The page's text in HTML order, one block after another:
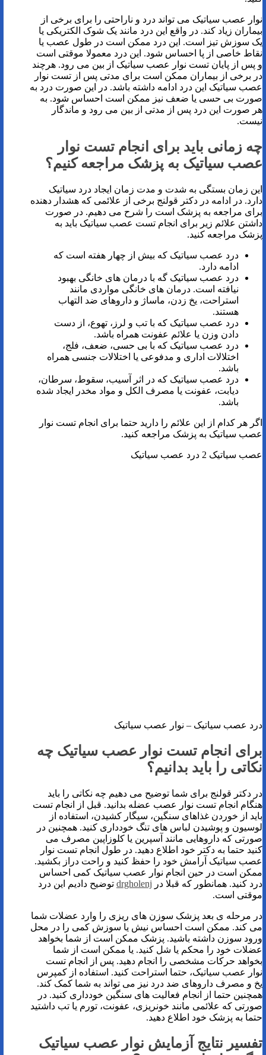
نوار عصب سیاتیک می تواند درد و ناراحتی را برای برخی از
بیماران زیاد کند. در واقع این درد مانند یک شوک الکتریکی یا
یک سوزش تیز است. این درد ممکن است در طول عصب یا
نقاط خاصی از پا احساس شود. این درد معمولا موقتی است
و پس از پایان تست نوار عصب سیاتیک از بین می رود. هرچند
در برخی از بیماران ممکن است برای مدتی پس از تست نوار
عصب سیاتیک این درد ادامه داشته باشد. در این صورت درد به
صورت بی حسی یا ضعف نیز ممکن است احساس شود. به
هر صورت این درد پس از مدتی از بین می رود و ماندگار
نیست.
چه زمانی باید برای انجام تست نوار
عصب سیاتیک به پزشک مراجعه کنیم؟
این زمان بستگی به شدت و مدت زمان ایجاد درد سیاتیک
دارد. در ادامه در دکتر قولنج برخی از علائمی که هشدار دهنده
برای مراجعه به پزشک است را شرح می دهیم. در صورت
داشتن علائم زیر برای انجام تست عصب سیاتیک باید به
پزشک مراجعه کنید.
درد عصب سیاتیک که بیش از چهار هفته است که
ادامه دارد.
درد عصب سیاتیک گه با درمان های خانگی بهبود
نیافته است. درمان های خانگی مواردی مانند
استراحت، یخ زدن، ماساژ و داروهای ضد التهاب
هستند.
درد عصب سیاتیک که با تب و لرز، تهوع، از دست
دادن وزن یا علائم عفونت همراه باشد.
درد عصب سیاتیک که با بی حسی، ضعف، فلج،
اختلالات اداری و مدفوعی یا اختلالات جنسی همراه
باشد.
درد عصب سیاتیک که در اثر آسیب، سقوط، سرطان،
دیابت، عفونت یا مصرف الکل و مواد مخدر ایجاد شده
باشد.
اگر هر کدام از این علائم را دارید حتما برای انجام تست نوار
عصب سیاتیک به پزشک مراجعه کنید.
عصب سیاتیک 2 درد عصب سیاتیک
درد عصب سیاتیک – نوار عصب سیاتیک
برای انجام تست نوار عصب سیاتیک چه
نکاتی را باید بدانیم؟
در دکتر قولنج برای شما توضیح می دهیم چه نکاتی را باید
هنگام انجام تست نوار عصب عضله بدانید. قبل از انجام تست
باید از خوردن غذاهای سنگین، سیگار کشیدن، استفاده از
لوسیون و پوشیدن لباس های تنگ خودداری کنید. همچنین در
صورتی که داروهایی مانند آسپرین یا کلوزاپین مصرف می
کنید حتما به دکتر خود اطلاع دهید. در طول انجام تست نوار
عصب سیاتیک آرامش خود را حفظ کنید و راحت دراز بکشید.
ممکن است در حین انجام نوار عصب سیاتیک کمی احساس
درد کنید. همانطور که قبلا در drgholenj توضیح دادیم این درد
موقتی است.
در مرحله ی بعد پزشک سوزن های ریزی را وارد عضلات شما
می کند. ممکن است احساس نیش یا سوزش کمی را در محل
ورود سوزن داشته باشید. پزشک ممکن است از شما بخواهد
عضلات خود را محکم یا شل کنید. یا ممکن است از شما
بخواهد حرکات مشخصی را انجام دهید. پس از انجام تست
نوار عصب سیاتیک، حتما استراحت کنید. استفاده از کمپرس
یخ و مصرف داروهای ضد درد نیز می تواند به شما کمک کند.
همچنین حتما از انجام فعالیت های سنگین خودداری کنید. در
صورتی که علائمی مانند خونریزی، عفونت، تورم یا تب داشتید
حتما به پزشک خود اطلاع دهید.
تفسیر نتایج آزمایش نوار عصب سیاتیک